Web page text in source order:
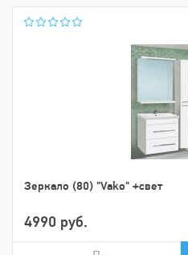
Зеркало (80) "Vako" +свет
4990 руб.